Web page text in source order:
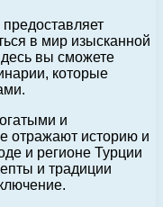
в мир изысканной
вы сможете
которые
и
отражают историю и
и регионе Турции
и традиции